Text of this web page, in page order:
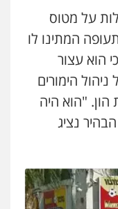
מעצרים
וחקירות
על מטוס
המתינו לו
הוא עצור
הימורים
הון. "הוא היה
נציג